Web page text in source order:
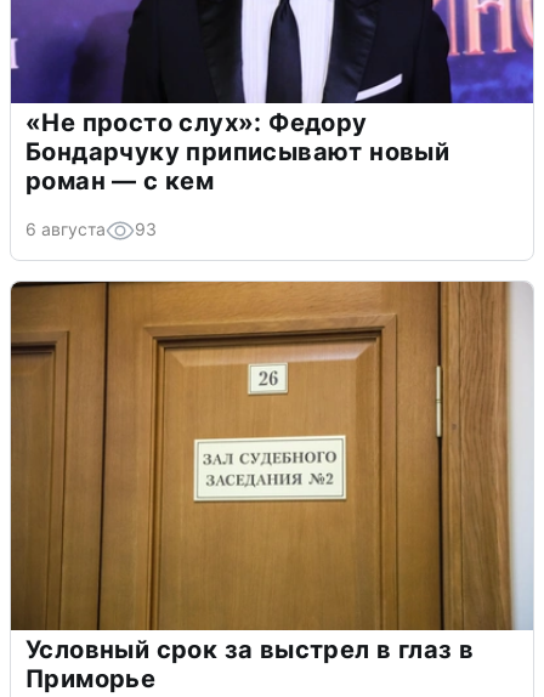
«Не просто слух»: Федору
Бондарчуку приписывают новый
роман — с кем
6 августа 93
Условный срок за выстрел в глаз в
Приморье